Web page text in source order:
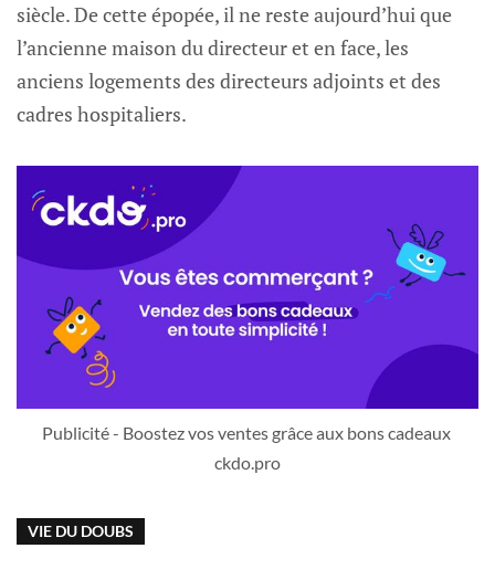
siècle. De cette épopée, il ne reste aujourd’hui que
l’ancienne maison du directeur et en face, les
anciens logements des directeurs adjoints et des
cadres hospitaliers.
Publicité - Boostez vos ventes grâce aux bons cadeaux
ckdo.pro
VIE DU DOUBS